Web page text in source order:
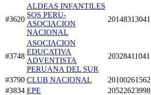
#3620
ALDEAS INFANTILES
SOS PERU-
ASOCIACION
NACIONAL
20148313041
#3748
ASOCIACION
EDUCATIVA
ADVENTISTA
PERUANA DEL SUR
20328411041
#3790 CLUB NACIONAL 20100261562
#3834 EPE 20522623998